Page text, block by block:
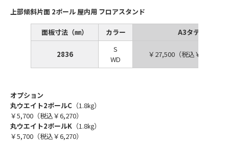
上部傾斜片面 2ポール 屋内用 フロアスタンド
面板寸法（㎜） カラー A3タテ
2836
S
WD
￥27,500（税込￥30,250）
オプション
丸ウエイト2ポールC （1.8㎏）
￥5,700（税込￥6,270）
丸ウエイト2ポールK （1.8㎏）
￥5,700（税込￥6,270）